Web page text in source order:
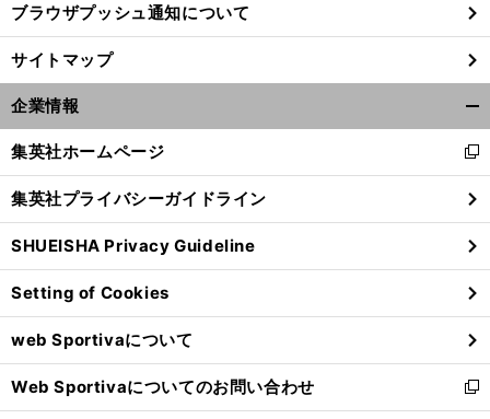
ブラウザプッシュ通知について
サイトマップ
企業情報
閉
る
集英社ホームページ
新
し
い
ウ
ィ
ン
ド
ウ
で
開
く
集英社プライバシーガイドライン
SHUEISHA Privacy Guideline
Setting of Cookies
web Sportivaについて
Web Sportivaについてのお問い合わせ
新
し